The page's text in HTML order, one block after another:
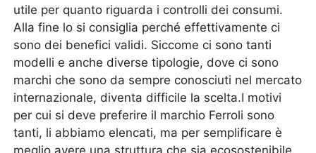
utile per quanto riguarda i controlli dei consumi.
Alla fine lo si consiglia perché effettivamente ci
sono dei benefici validi. Siccome ci sono tanti
modelli e anche diverse tipologie, dove ci sono
marchi che sono da sempre conosciuti nel mercato
internazionale, diventa difficile la scelta.I motivi
per cui si deve preferire il marchio Ferroli sono
tanti, li abbiamo elencati, ma per semplificare è
meglio avere una struttura che sia ecosostenibile